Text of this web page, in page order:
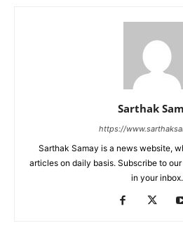
Sarthak
https://
Sarthak Samay is a news website,
articles on daily basis. Subscribe to
in your inbox.